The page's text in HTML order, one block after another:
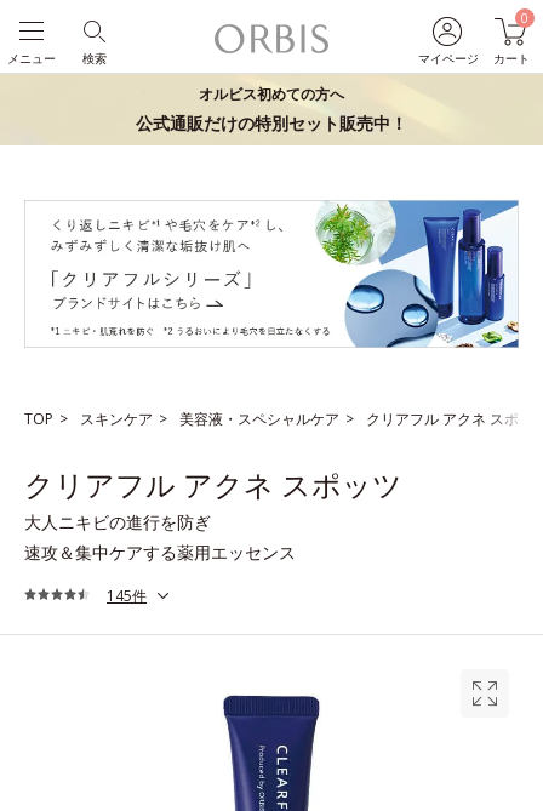
マイページ
0
カート
検索
メニュー
オルビス初めての方へ
公式通販だけの特別セット販売中！
TOP スキンケア 美容液・スペシャルケア クリアフル アクネ スポッ
クリアフル アクネ スポッツ
大人ニキビの進行を防ぎ
速攻＆集中ケアする薬用エッセンス
145件